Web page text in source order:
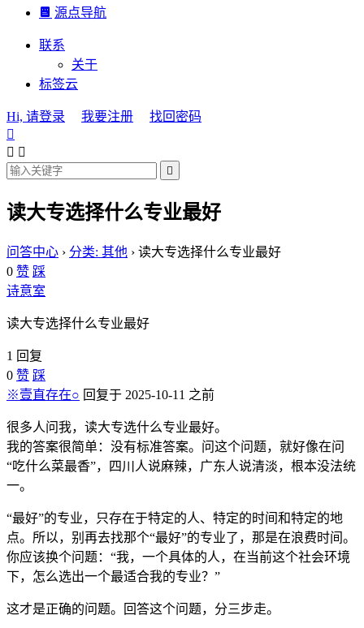
源点导航
联系
关于
标签云
Hi, 请登录 我要注册
找回密码

 

读大专选择什么专业最好
问答中心 › 分类: 其他 › 读大专选择什么专业最好
0 赞 踩
诗意室
读大专选择什么专业最好
1 回复
0 赞 踩
※壹直存在○ 回复于 2025-10-11 之前
很多人问我，读大专选什么专业最好。
我的答案很简单：没有标准答案。问这个问题，就好像在问
“吃什么菜最香”，四川人说麻辣，广东人说清淡，根本没法统
一。
“最好”的专业，只存在于特定的人、特定的时间和特定的地
点。所以，别再去找那个“最好”的专业了，那是在浪费时间。
你应该换个问题：“我，一个具体的人，在当前这个社会环境
下，怎么选出一个最适合我的专业？”
这才是正确的问题。回答这个问题，分三步走。